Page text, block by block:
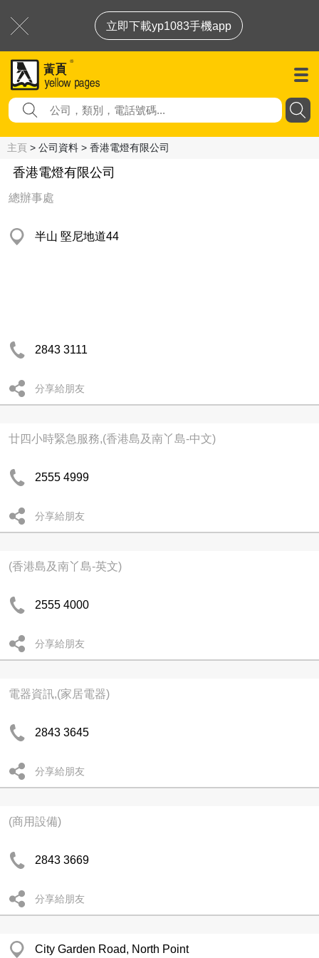
立即下載yp1083手機app
主頁 > 公司資料 > 香港電燈有限公司
香港電燈有限公司
總辦事處
半山 堅尼地道44
2843 3111
分享給朋友
廿四小時緊急服務,(香港島及南丫島-中文)
2555 4999
分享給朋友
(香港島及南丫島-英文)
2555 4000
分享給朋友
電器資訊,(家居電器)
2843 3645
分享給朋友
(商用設備)
2843 3669
分享給朋友
City Garden Road, North Point